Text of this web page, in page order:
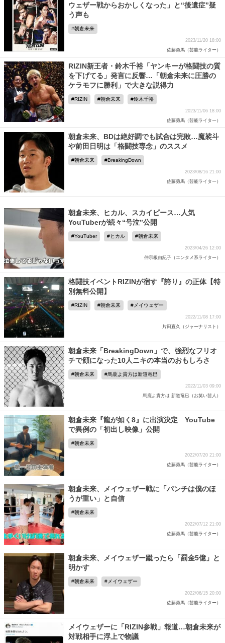
ウェザー戦からおかしくなった」と“後遺症”疑
う声も
朝倉未来
2023/11/20 18:00
佐藤勇馬（芸能ライター）
RIZIN新王者・鈴木千裕「ヤンキーが格闘技の質
を下げてる」発言に反響…「朝倉未来に圧勝の
ケラモフに勝利」で大きな説得力
RIZIN 朝倉未来 鈴木千裕
2023/11/06 18:00
佐藤勇馬（芸能ライター）
朝倉未来、BDは絶好調でも試合は完敗…魔裟斗
や前田日明は「格闘技専念」のススメ
朝倉未来 BreakingDown
2023/08/16 21:00
佐藤勇馬（芸能ライター）
朝倉未来、ヒカル、スカイピース…人気
YouTuberが続々“号泣”公開
YouTuber ヒカル 朝倉未来
2023/04/26 12:00
仲宗根由紀子（エンタメ系ライター）
格闘技イベントRIZINが宿す『誇り』の正体【特
別無料公開】
RIZIN 朝倉未来 メイウェザー
2022/11/08 17:00
片田直久（ジャーナリスト）
朝倉未来「BreakingDown」で、強烈なフリオ
チで顔になった10人ニキの本当のおもしろさ
朝倉未来 馬鹿よ貴方は新道竜巳
2022/11/03 09:00
馬鹿よ貴方は 新道竜巳（お笑い芸人）
朝倉未来『龍が如く8』に出演決定 YouTube
で異例の「初出し映像」公開
朝倉未来
2022/07/20 21:00
佐藤勇馬（芸能ライター）
朝倉未来、メイウェザー戦に「パンチは僕のほ
うが重い」と自信
朝倉未来
2022/07/12 21:00
佐藤勇馬（芸能ライター）
朝倉未来、メイウェザー蹴ったら「罰金5億」と
明かす
朝倉未来 メイウェザー
2022/06/15 20:00
佐藤勇馬（芸能ライター）
メイウェザーに「RIZIN参戦」報道…朝倉未来が
対戦相手に浮上で物議